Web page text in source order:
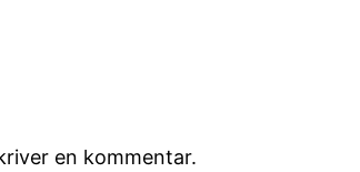
en kommentar.